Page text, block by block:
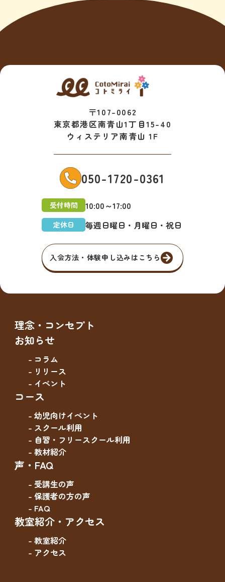
〒107-0062
東京都港区南青山1丁目15-40
ウィステリア南青山 1F
050-1720-0361
受付時間 10:00～17:00
定休日 毎週日曜日・月曜日・祝日
入会方法・体験申し込みはこちら
理念・コンセプト
お知らせ
- コラム
- リリース
- イベント
コース
- 幼児向けイベント
- スクール利用
- 自習・フリースクール利用
- 教材紹介
声・FAQ
- 受講生の声
- 保護者の方の声
- FAQ
教室紹介・アクセス
- 教室紹介
- アクセス